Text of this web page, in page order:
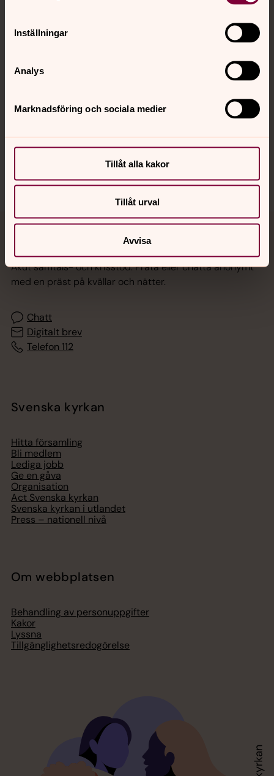
Inställningar
Analys
Marknadsföring och sociala medier
Tillåt alla kakor
Tillåt urval
Avvisa
Sociala kanaler
Jourhavande präst
Akut samtals- och krisstöd. Prata eller chatta anonymt
med en präst på kvällar och nätter.
Chatt
Digitalt brev
Telefon 112
Svenska kyrkan
Hitta församling
Bli medlem
Lediga jobb
Ge en gåva
Organisation
Act Svenska kyrkan
Svenska kyrkan i utlandet
Press – nationell nivå
Om webbplatsen
Behandling av personuppgifter
Kakor
Lyssna
Tillgänglighetsredogörelse